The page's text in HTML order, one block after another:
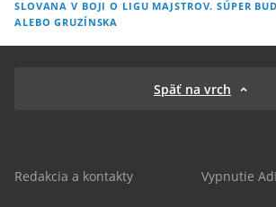
SLOVANA V BOJI O LIGU MAJSTROV. SÚPER
ALEBO GRUZÍNSKA
Späť na vrch
Redakcia a kontakty Vypnutie